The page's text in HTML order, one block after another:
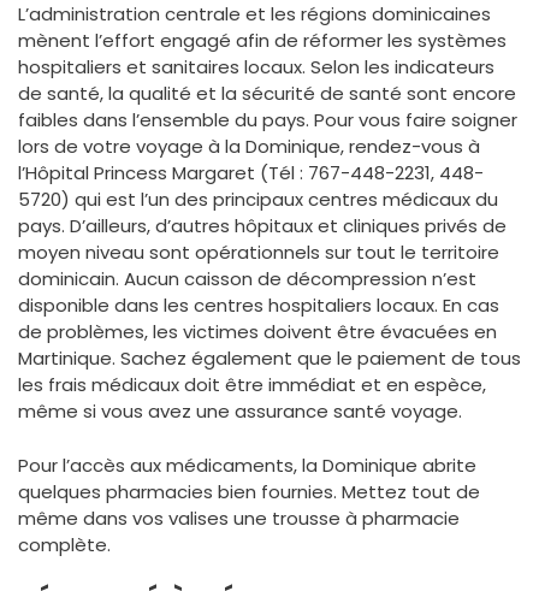
L’administration centrale et les régions dominicaines
mènent l’effort engagé afin de réformer les systèmes
hospitaliers et sanitaires locaux. Selon les indicateurs
de santé, la qualité et la sécurité de santé sont encore
faibles dans l’ensemble du pays. Pour vous faire soigner
lors de votre voyage à la Dominique, rendez-vous à
l’Hôpital Princess Margaret (Tél : 767-448-2231, 448-
5720) qui est l’un des principaux centres médicaux du
pays. D’ailleurs, d’autres hôpitaux et cliniques privés de
moyen niveau sont opérationnels sur tout le territoire
dominicain. Aucun caisson de décompression n’est
disponible dans les centres hospitaliers locaux. En cas
de problèmes, les victimes doivent être évacuées en
Martinique. Sachez également que le paiement de tous
les frais médicaux doit être immédiat et en espèce,
même si vous avez une assurance santé voyage.
Pour l’accès aux médicaments, la Dominique abrite
quelques pharmacies bien fournies. Mettez tout de
même dans vos valises une trousse à pharmacie
complète.